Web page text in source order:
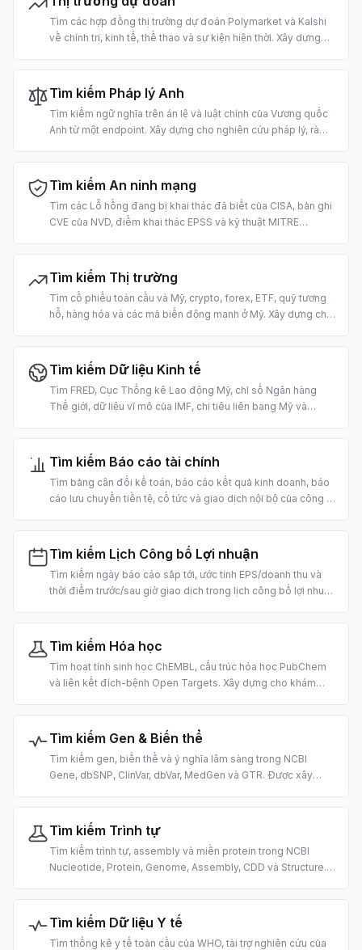
Tìm các hợp đồng thị trường dự đoán Polymarket và Kalshi
về chính trị, kinh tế, thể thao và sự kiện hiện thời. Xây dựng
xác suất.
Tìm kiếm Pháp lý Anh
Tìm kiếm ngữ nghĩa trên án lệ và luật chính của Vương quốc
Anh từ một endpoint. Xây dựng cho nghiên cứu pháp lý, rà
AI.
Tìm kiếm An ninh mạng
Tìm các Lỗ hổng đang bị khai thác đã biết của CISA, bản ghi
CVE của NVD, điểm khai thác EPSS và kỹ thuật MITRE
dọa và vận hành bảo mật bằng AI.
Tìm kiếm Thị trường
Tìm cổ phiếu toàn cầu và Mỹ, crypto, forex, ETF, quỹ tương
hỗ, hàng hóa và các mã biến động mạnh ở Mỹ. Xây dựng cho
dịch bằng AI.
Tìm kiếm Dữ liệu Kinh tế
Tìm FRED, Cục Thống kê Lao động Mỹ, chỉ số Ngân hàng
Thế giới, dữ liệu vĩ mô của IMF, chi tiêu liên bang Mỹ và
tích kinh tế vĩ mô bằng AI.
Tìm kiếm Báo cáo tài chính
Tìm bảng cân đối kế toán, báo cáo kết quả kinh doanh, báo
cáo lưu chuyển tiền tệ, cổ tức và giao dịch nội bộ của công ty
bằng AI.
Tìm kiếm Lịch Công bố Lợi nhuận
Tìm kiếm ngày báo cáo sắp tới, ước tính EPS/doanh thu và
thời điểm trước/sau giờ giao dịch trong lịch công bố lợi nhuận
cứu dựa trên AI.
Tìm kiếm Hóa học
Tìm hoạt tính sinh học ChEMBL, cấu trúc hóa học PubChem
và liên kết đích-bệnh Open Targets. Xây dựng cho khám
Tìm kiếm Gen & Biến thể
Tìm kiếm gen, biến thể và ý nghĩa lâm sàng trong NCBI
Gene, dbSNP, ClinVar, dbVar, MedGen và GTR. Được xây
Tìm kiếm Trình tự
Tìm kiếm trình tự, assembly và miền protein trong NCBI
Nucleotide, Protein, Genome, Assembly, CDD và Structure.
Tìm kiếm Dữ liệu Y tế
Tìm thống kê y tế toàn cầu của WHO, tài trợ nghiên cứu của